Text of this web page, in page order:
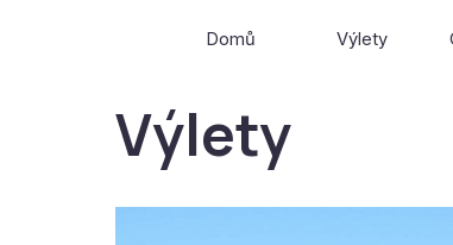
Domů Výlety
Výlety